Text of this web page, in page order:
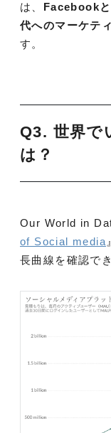
は、
Facebook
代へのマーケテ
す。
Q3. 世界で
は？
Our World in
of Social media
長曲線を確認で